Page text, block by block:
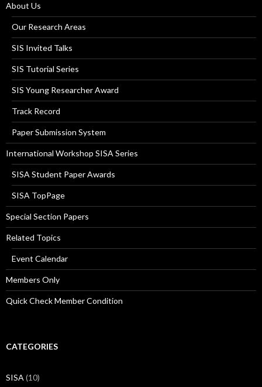
About Us
Our Research Areas
SIS Invited Talks
SIS Tutorial Series
SIS Young Researcher Award
Track Record
Paper Submission System
International Workshop SISA Series
SISA Student Paper Awards
SISA TopPage
Special Section Papers
Related Topics
Event Calendar
Members Only
Quick Check Member Condition
CATEGORIES
SISA (10)